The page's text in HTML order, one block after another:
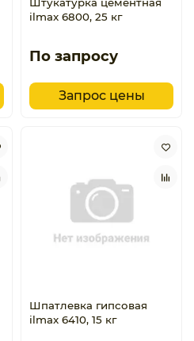
Штукатурка цементная
ilmax 6800, 25 кг
По запросу
Запрос цены
Шпатлевка гипсовая
ilmax 6410, 15 кг